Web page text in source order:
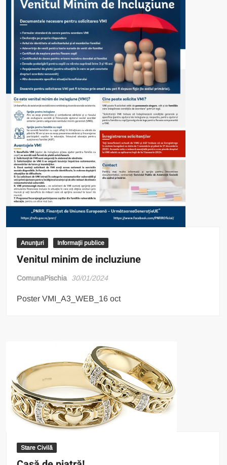
Anunțuri Informații publice
Venitul minim de incluziune
ComunaPischia 30/01/2024
Poster VMI_A3_WEB_16 oct
Stare Civilă